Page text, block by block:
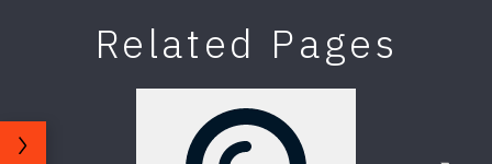
Related Pages